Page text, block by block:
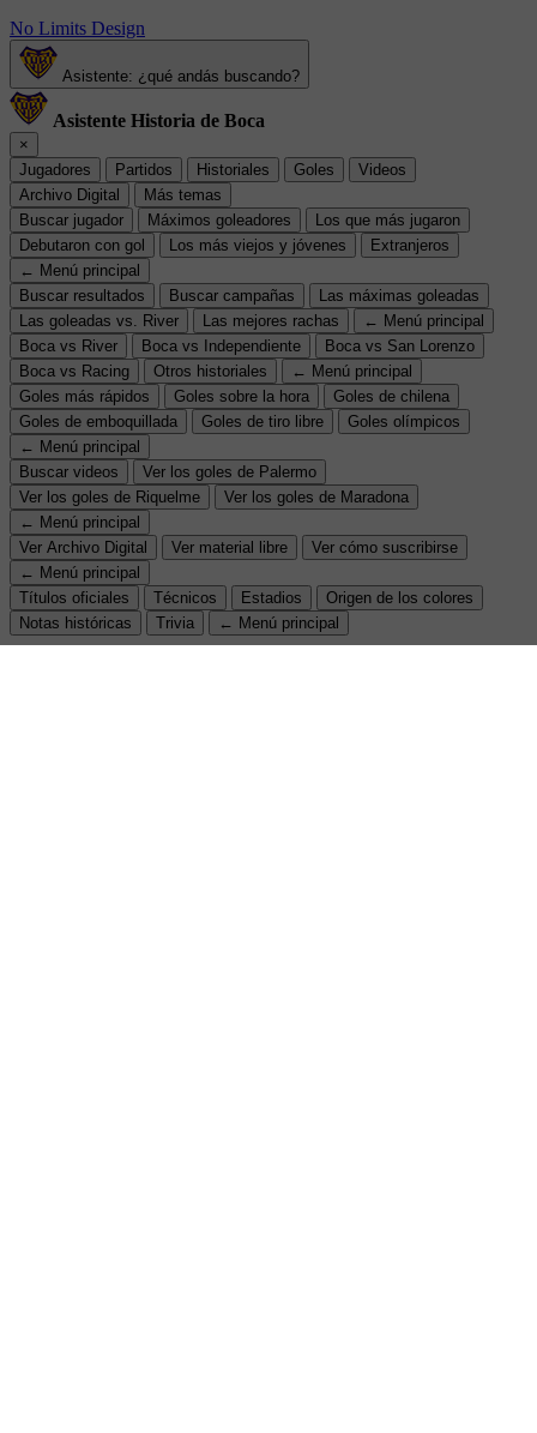
No Limits Design
Asistente: ¿qué andás buscando?
Asistente Historia de Boca
×
Jugadores
Partidos Historiales Goles
Videos
Archivo Digital
Más temas
Buscar jugador
Máximos goleadores
Los que más jugaron
Debutaron con gol
Los más viejos y jóvenes
Extranjeros
← Menú principal
Buscar resultados
Buscar campañas
Las máximas goleadas
Las goleadas vs. River
Las mejores rachas
← Menú principal
Boca vs River
Boca vs Independiente
Boca vs San Lorenzo
Boca vs Racing
Otros historiales
← Menú principal
Goles más rápidos
Goles sobre la hora
Goles de chilena
Goles de emboquillada
Goles de tiro libre
Goles olímpicos
← Menú principal
Buscar videos
Ver los goles de Palermo
Ver los goles de Riquelme
Ver los goles de Maradona
← Menú principal
Ver Archivo Digital
Ver material libre
Ver cómo suscribirse
← Menú principal
Títulos oficiales
Técnicos Estadios
Origen de los colores
Notas históricas
Trivia ← Menú principal